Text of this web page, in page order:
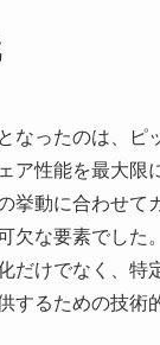
なったのは、
ア性能を最大
挙動に合わせ
欠な要素でし
だけでなく、
するための技術